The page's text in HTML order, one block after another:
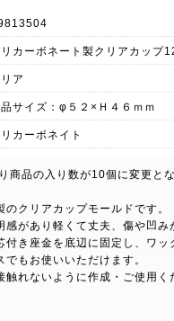
カーボネート製クリアカッ
ア
サイズ：φ５２×Ｈ４６ｍｍ
カーボネイト
商品の入り数が10個に変更と
クリアカップモールドです。
感があり軽くて丈夫、傷や凹み
付き座金を底辺に固定し、ワッ
もお使いいただけます。
れないように作成・ご使用く